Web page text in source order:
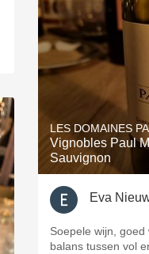
LES DOMAINES
Vignobles Paul
Sauvignon
Eva
Soepele wijn,
balans tussen vol